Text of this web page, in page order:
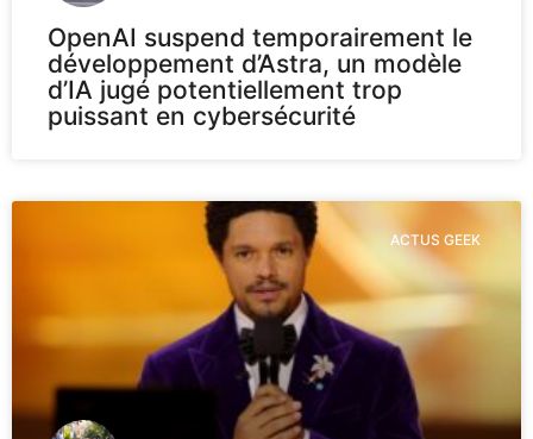
OpenAI suspend temporairement le
développement d’Astra, un modèle
d’IA jugé potentiellement trop
puissant en cybersécurité
ACTUS GEEK